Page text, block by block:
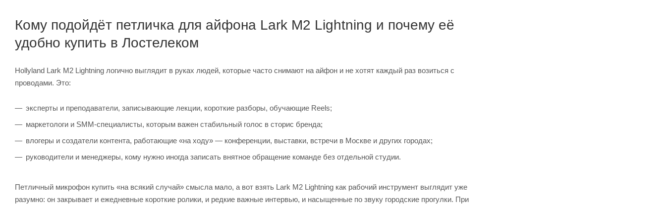
Кому подойдёт петличка для айфона Lark M2 Lightning и почему её
удобно купить в Лостелеком
Hollyland Lark M2 Lightning логично выглядит в руках людей, которые часто снимают на айфон и не хотят каждый раз возиться с
проводами. Это:
эксперты и преподаватели, записывающие лекции, короткие разборы, обучающие Reels;
маркетологи и SMM-специалисты, которым важен стабильный голос в сторис бренда;
влогеры и создатели контента, работающие «на ходу» — конференции, выставки, встречи в Москве и других городах;
руководители и менеджеры, кому нужно иногда записать внятное обращение команде без отдельной студии.
Петличный микрофон купить «на всякий случай» смысла мало, а вот взять Lark M2 Lightning как рабочий инструмент выглядит уже
разумно: он закрывает и ежедневные короткие ролики, и редкие важные интервью, и насыщенные по звуку городские прогулки. При